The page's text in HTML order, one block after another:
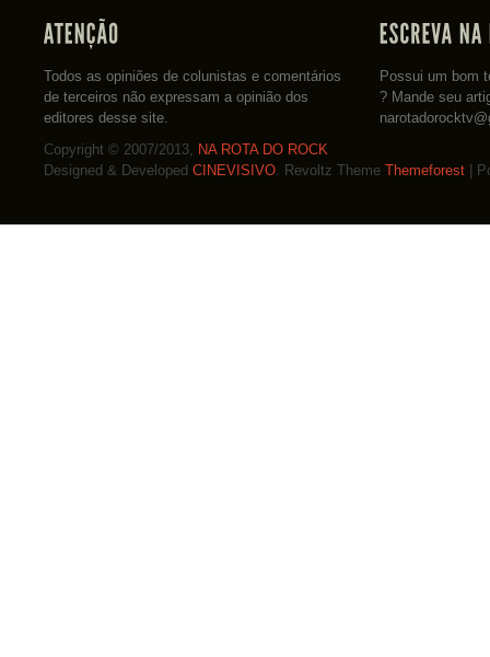
Todos as opiniões de colunistas e comentários
de terceiros não expressam a opinião dos
editores desse site.
Possui um bom
? Mande seu
Copyright © 2007/2013, NA ROTA DO ROCK
Designed & Developed CINEVISIVO. Revoltz Theme Themeforest |